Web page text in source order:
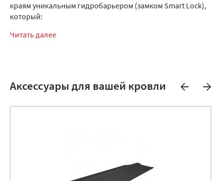
краям уникальным гидробарьером (замком Smart Lock),
который:
Читать далее
Аксессуары для вашей кровли